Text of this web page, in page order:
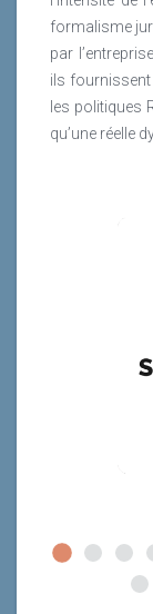
formalisme
par
ils
les politiques
qu’une réelle